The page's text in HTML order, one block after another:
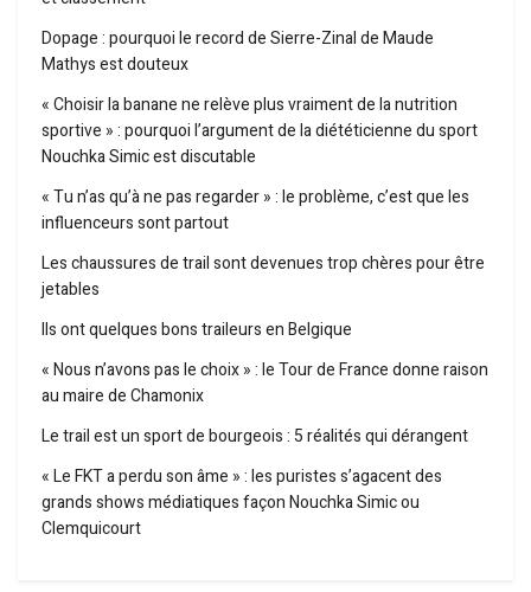
Dopage : pourquoi le record de Sierre-Zinal de Maude
Mathys est douteux
« Choisir la banane ne relève plus vraiment de la nutrition
sportive » : pourquoi l’argument de la diététicienne du sport
Nouchka Simic est discutable
« Tu n’as qu’à ne pas regarder » : le problème, c’est que les
influenceurs sont partout
Les chaussures de trail sont devenues trop chères pour être
jetables
Ils ont quelques bons traileurs en Belgique
« Nous n’avons pas le choix » : le Tour de France donne raison
au maire de Chamonix
Le trail est un sport de bourgeois : 5 réalités qui dérangent
« Le FKT a perdu son âme » : les puristes s’agacent des
grands shows médiatiques façon Nouchka Simic ou
Clemquicourt